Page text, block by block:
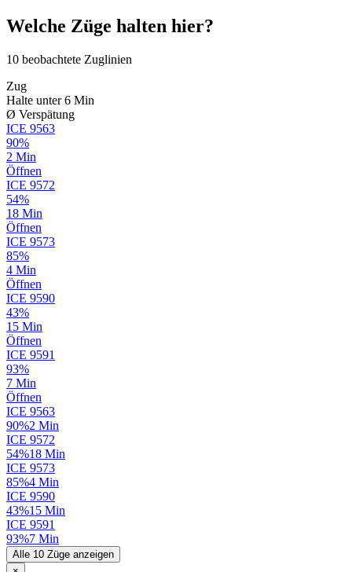
Welche Züge halten hier?
10 beobachtete Zuglinien
Zug
Halte unter 6 Min
Ø Verspätung
ICE 9563
90%
2 Min
Öffnen
ICE 9572
54%
18 Min
Öffnen
ICE 9573
85%
4 Min
Öffnen
ICE 9590
43%
15 Min
Öffnen
ICE 9591
93%
7 Min
Öffnen
ICE 9563
90%2 Min
ICE 9572
54%18 Min
ICE 9573
85%4 Min
ICE 9590
43%15 Min
ICE 9591
93%7 Min
Alle 10 Züge anzeigen